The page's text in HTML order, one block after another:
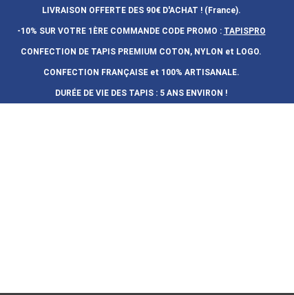
LIVRAISON OFFERTE DES 90€ D'ACHAT ! (France).
-10% SUR VOTRE 1ÈRE COMMANDECODE PROMO : TAPISPRO
CONFECTION DE TAPIS PREMIUM COTON, NYLON et LOGO.
CONFECTION FRAN ÇAISE et 100% ARTISANALE.
DURÉE DE VIE DES TAPIS : 5 ANS ENVIRON !